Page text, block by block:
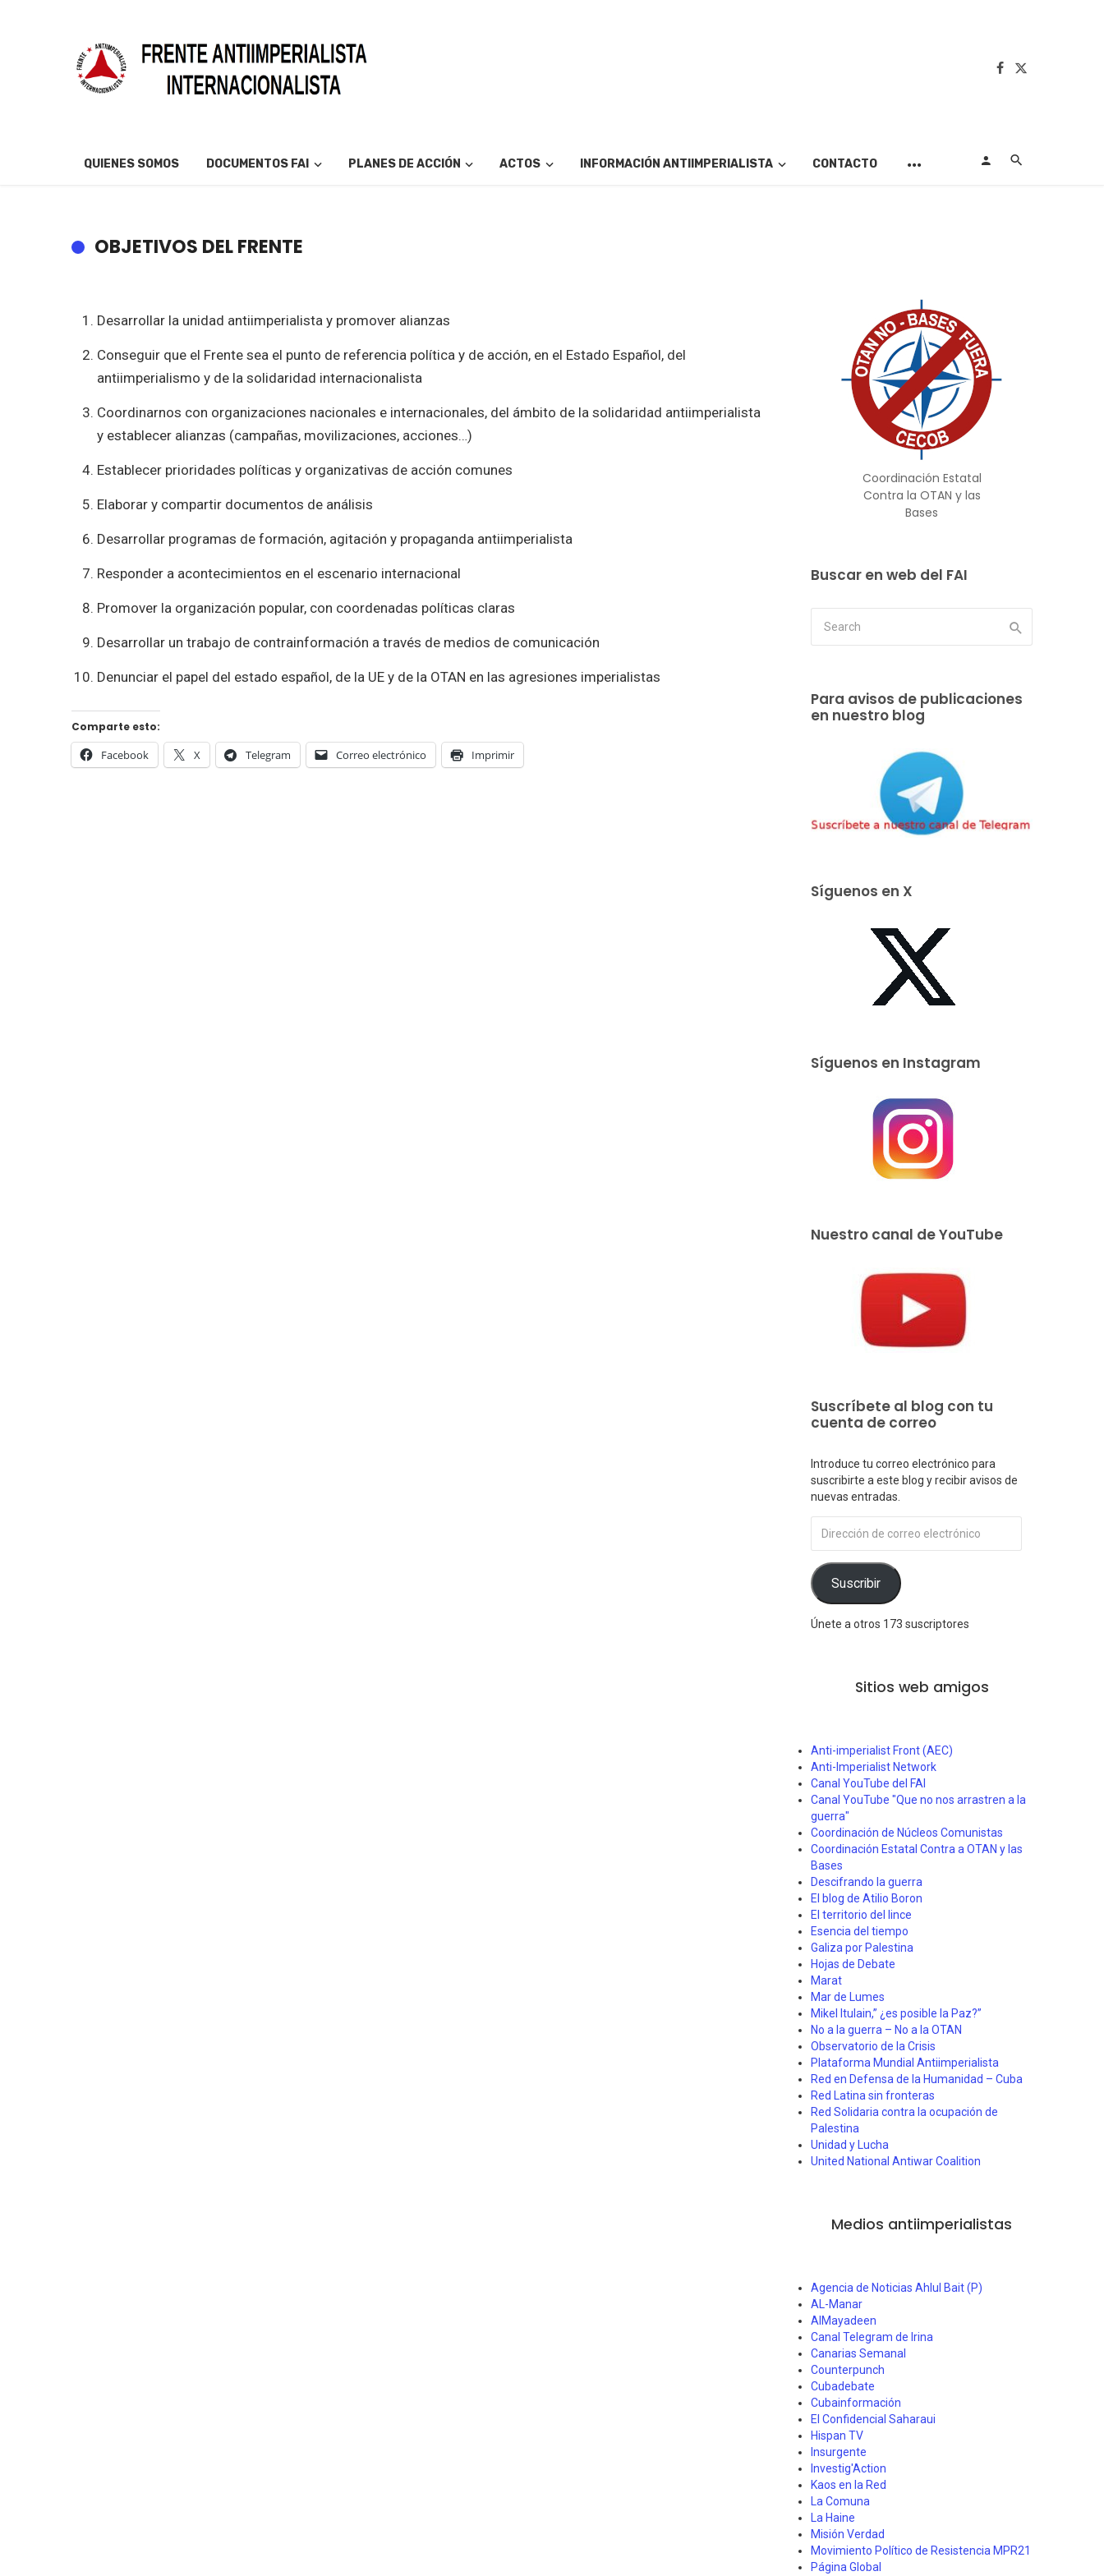
QUIENES SOMOS DOCUMENTOS FAI PLANES DE ACCIÓN ACTOS INFORMACIÓN ANTIIMPERIALISTA CONTACTO
OBJETIVOS DEL FRENTE
Desarrollar la unidad antiimperialista y promover alianzas
Conseguir que el Frente sea el punto de referencia política y de acción, en el Estado Español, del
antiimperialismo y de la solidaridad internacionalista
Coordinarnos con organizaciones nacionales e internacionales, del ámbito de la solidaridad antiimperialista
y establecer alianzas (campañas, movilizaciones, acciones…)
Establecer prioridades políticas y organizativas de acción comunes
Elaborar y compartir documentos de análisis
Desarrollar programas de formación, agitación y propaganda antiimperialista
Responder a acontecimientos en el escenario internacional
Promover la organización popular, con coordenadas políticas claras
Desarrollar un trabajo de contrainformación a través de medios de comunicación
Denunciar el papel del estado español, de la UE y de la OTAN en las agresiones imperialistas
Comparte esto:
Facebook X Telegram Correo electrónico Imprimir
Coordinación Estatal
Contra la OTAN y las
Bases
Buscar en web del FAI
Para avisos de publicaciones
en nuestro blog
Síguenos en X
Síguenos en Instagram
Nuestro canal de YouTube
Suscríbete al blog con tu
cuenta de correo
Introduce tu correo electrónico para
suscribirte a este blog y recibir avisos de
nuevas entradas.
de
electrónico
Suscribir
Únete a otros 173 suscriptores
Sitios web amigos
Anti-imperialist Front (AEC)
Anti-Imperialist Network
Canal YouTube del FAI
Canal YouTube "Que no nos arrastren a la
guerra"
Coordinación de Núcleos Comunistas
Coordinación Estatal Contra a OTAN y las
Bases
Descifrando la guerra
El blog de Atilio Boron
El territorio del lince
Esencia del tiempo
Galiza por Palestina
Hojas de Debate
Marat
Mar de Lumes
Mikel Itulain,” ¿es posible la Paz?”
No a la guerra – No a la OTAN
Observatorio de la Crisis
Plataforma Mundial Antiimperialista
Red en Defensa de la Humanidad – Cuba
Red Latina sin fronteras
Red Solidaria contra la ocupación de
Palestina
Unidad y Lucha
United National Antiwar Coalition
Medios antiimperialistas
Agencia de Noticias Ahlul Bait (P)
AL-Manar
AlMayadeen
Canal Telegram de Irina
Canarias Semanal
Counterpunch
Cubadebate
Cubainformación
El Confidencial Saharaui
Hispan TV
Insurgente
Investig'Action
Kaos en la Red
La Comuna
La Haine
Misión Verdad
Movimiento Político de Resistencia MPR21
Página Global